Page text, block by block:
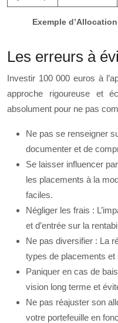
Exemple
Les erreurs à
Investir 100 000 euros à
approche rigoureuse et
absolument pour ne pas
Ne pas se renseigner
documenter et de
Se laisser influencer
les placements à la
faciles.
Négliger les frais :
et d’entrée sur la
Ne pas diversifier : La
types de placements
Paniquer en cas de
vision long terme et
Ne pas réajuster son
votre portefeuille en